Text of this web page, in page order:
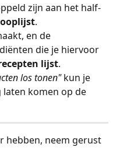
zijn aan het half-
.
en de
die je hiervoor
lijst.
los tonen" kun je
komen op de
hebben, neem gerust